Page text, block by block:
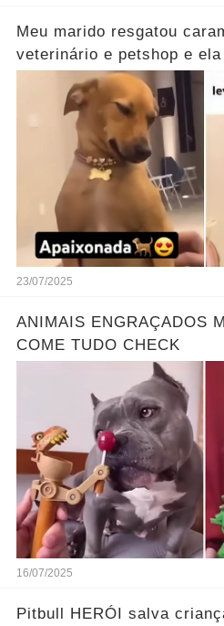
Meu marido resgatou
veterinário e petshop e
coração derreteu na
23/07/2025
ANIMAIS ENGRAÇADOS
COME TUDO CHECK
16/07/2025
Pitbull HERÓI salva